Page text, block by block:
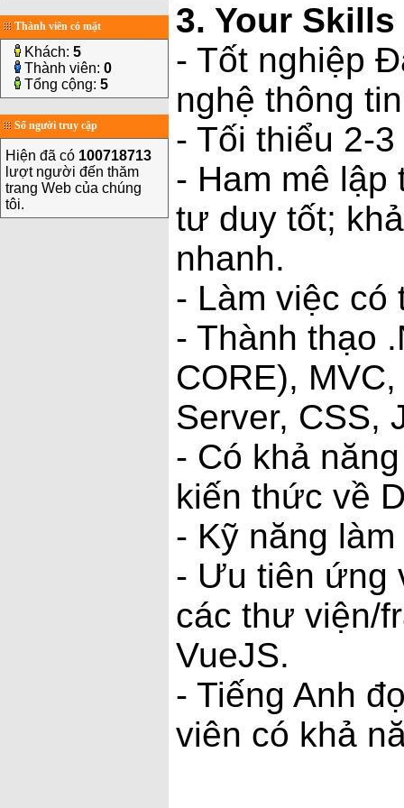
Thành viên có mặt
Khách: 5
Thành viên: 0
Tổng cộng: 5
Số người truy cập
Hiện đã có 100718713
lượt người đến thăm
trang Web của chúng
tôi.
3. Your
- Tốt nghiệp
nghệ thông
- Tối thiểu 2-
- Ham mê
tư duy tốt;
nhanh.
- Làm việc có
- Thành thạo
CORE),
Server, CSS,
- Có khả
kiến thức về
- Kỹ năng
- Ưu tiên ứng
các thư viện/
VueJS.
- Tiếng Anh
viên có khả